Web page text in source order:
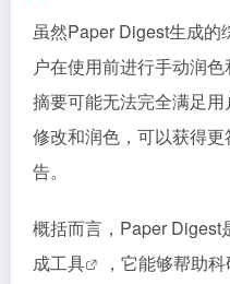
虽然Paper Digest生成的
户在使用前进行手动润
摘要可能无法完全满足
修改和润色，可以获得
告。
概括而言，Paper Digest
成工具
，它能够帮助